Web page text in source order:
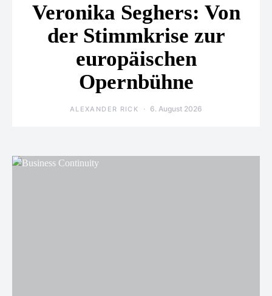
Veronika Seghers: Von
der Stimmkrise zur
europäischen
Opernbühne
ALEXANDER RICK 6. August 2026